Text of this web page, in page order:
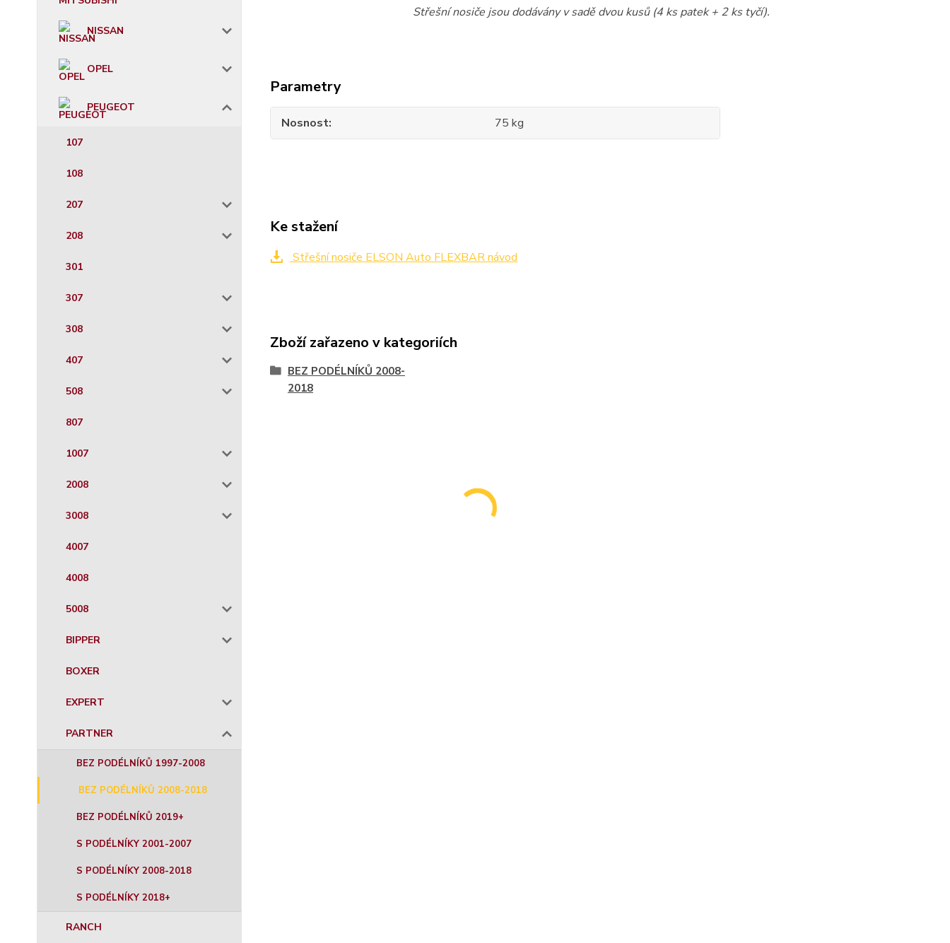
NISSAN
OPEL
PEUGEOT
107
108
207
208
301
307
308
407
508
807
1007
2008
3008
4007
4008
5008
BIPPER
BOXER
EXPERT
PARTNER
BEZ PODÉLNÍKŮ 1997-2008
BEZ PODÉLNÍKŮ 2008-2018
BEZ PODÉLNÍKŮ 2019+
S PODÉLNÍKY 2001-2007
S PODÉLNÍKY 2008-2018
S PODÉLNÍKY 2018+
RANCH
Střešní nosiče jsou dodávány v sadě dvou kusů (4 ks patek + 2 ks tyčí).
Parametry
Nosnost 75 kg
Ke stažení
Střešní nosiče ELSON Auto FLEXBAR návod
Zboží zařazeno v kategoriích
BEZ PODÉLNÍKŮ 2008-
2018